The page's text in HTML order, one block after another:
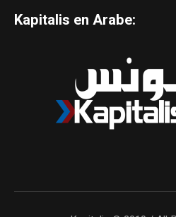
Kapitalis en Arabe: